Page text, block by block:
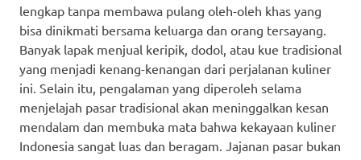
lengkap tanpa membawa pulang oleh-oleh khas yang
bisa dinikmati bersama keluarga dan orang tersayang.
Banyak lapak menjual keripik, dodol, atau kue tradisional
yang menjadi kenang-kenangan dari perjalanan kuliner
ini. Selain itu, pengalaman yang diperoleh selama
menjelajah pasar tradisional akan meninggalkan kesan
mendalam dan membuka mata bahwa kekayaan kuliner
Indonesia sangat luas dan beragam. Jajanan pasar bukan